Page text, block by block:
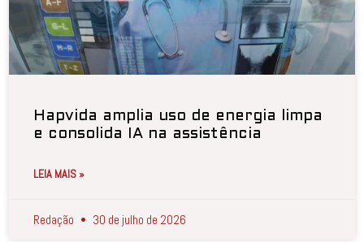
Hapvida amplia uso de energia limpa
e consolida IA na assistência
LEIA MAIS »
Redação 30 de julho de 2026